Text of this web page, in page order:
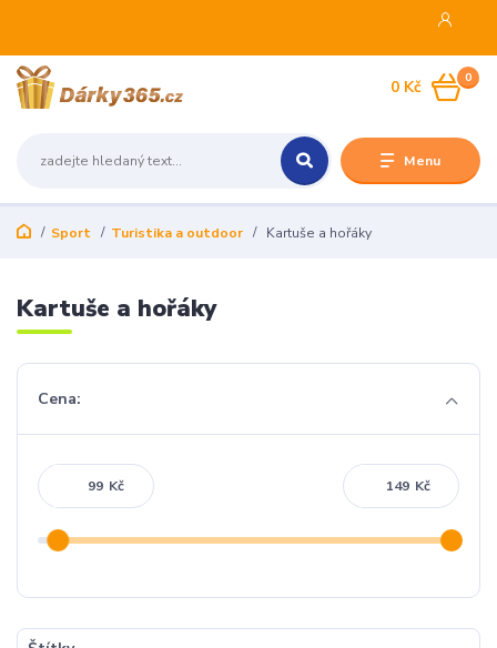
Menu
0
0 Kč
Sport Turistika a outdoor Kartuše a hořáky
Kartuše a hořáky
Cena:
Kč Kč